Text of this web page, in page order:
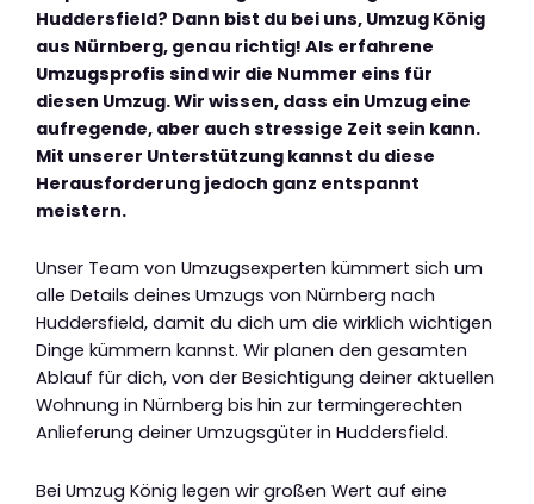
Huddersfield? Dann bist du bei uns, Umzug König
aus Nürnberg, genau richtig! Als erfahrene
Umzugsprofis sind wir die Nummer eins für
diesen Umzug. Wir wissen, dass ein Umzug eine
aufregende, aber auch stressige Zeit sein kann.
Mit unserer Unterstützung kannst du diese
Herausforderung jedoch ganz entspannt
meistern.
Unser Team von Umzugsexperten kümmert sich um
alle Details deines Umzugs von Nürnberg nach
Huddersfield, damit du dich um die wirklich wichtigen
Dinge kümmern kannst. Wir planen den gesamten
Ablauf für dich, von der Besichtigung deiner aktuellen
Wohnung in Nürnberg bis hin zur termingerechten
Anlieferung deiner Umzugsgüter in Huddersfield.
Bei Umzug König legen wir großen Wert auf eine